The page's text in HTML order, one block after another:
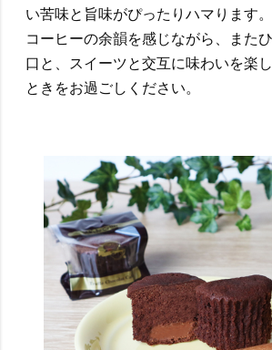
い苦味と旨味がぴったりハマります。
コーヒーの余韻を感じながら、また
口と、スイーツと交互に味わいを楽
ときをお過ごしください。